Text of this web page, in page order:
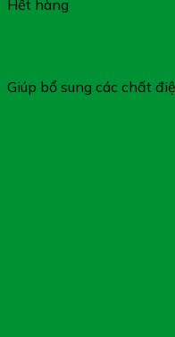
Hết hàng
Giúp bổ sung các chất